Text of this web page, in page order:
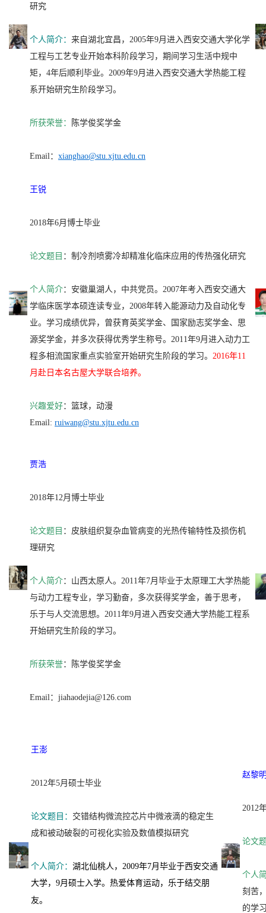
研究
个人简介： 来自湖北宜昌，2005年9月进入西安交通大学化学
工程与工艺专业开始本科阶段学习，期间学习生活中规中
矩，4年后顺利毕业。2009年9月进入西安交通大学热能工程
系开始研究生阶段学习。
所获荣誉： 陈学俊奖学金
Email： xianghao@stu.xjtu.edu.cn
王锐
2018年6月博士毕业
论文题目 ：制冷剂喷雾冷却精准化临床应用的传热强化研究
个人简介：安徽巢湖人，中共党员。2007年考入西安交通大
学临床医学本硕连读专业，2008年转入能源动力及自动化专
业。学习成绩优异，曾获育英奖学金、国家励志奖学金、思
源奖学金，并多次获得优秀学生称号。2011年9月进入动力工
程多相流国家重点实验室开始研究生阶段的学习。 2016年11
月赴日本名古屋大学联合培养。
兴趣爱好：篮球，动漫
Email: ruiwang@stu.xjtu.edu.cn
贾浩
2018年12月博士毕业
论文题目 ：皮肤组织复杂血管病变的光热传输特性及损伤机
理研究
个人简介：山西太原人。2011年7月毕业于太原理工大学热能
与动力工程专业，学习勤奋，多次获得奖学金，善于思考，
乐于与人交流思想。2011年9月进入西安交通大学热能工程系
开始研究生阶段的学习。
所获荣誉：陈学俊奖学金
Email： jiahaodejia@126.com
王澎
2012年5月硕士毕业
论文题目： 交错结构微流控芯片中微液滴的稳定生
成和被动破裂的可视化实验及数值模拟研究
个人简介： 湖北仙桃人，2009年7月毕业于西安交通
大学，9月硕士入学。热爱体育运动，乐于结交朋
友。
赵黎
2012
论文
个人
刻苦
的学